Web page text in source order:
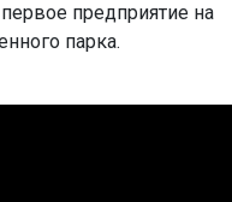
предприятие на
парка.